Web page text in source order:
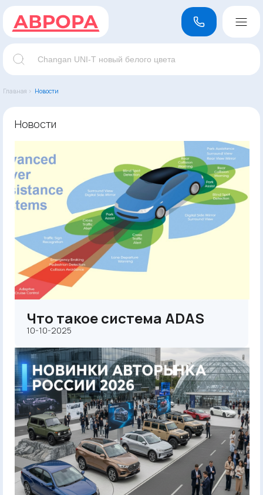
Главная › Новости
Новости
Что такое система ADAS
10-10-2025